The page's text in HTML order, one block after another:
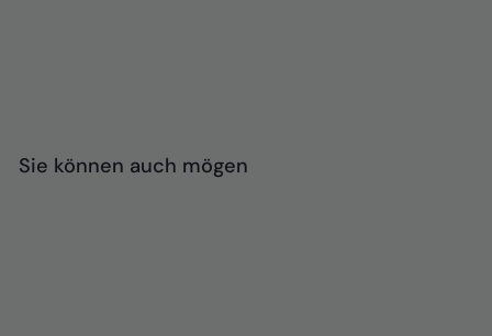
Sie können auch mögen